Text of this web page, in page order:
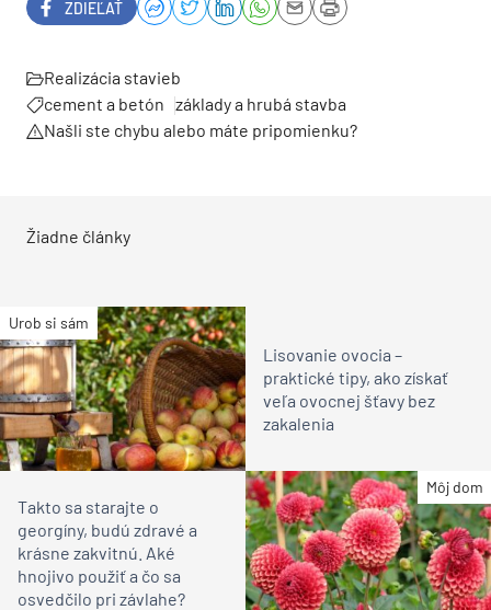
ZDIEĽAŤ
Realizácia stavieb
cement a betón základy a hrubá stavba
Našli ste chybu alebo máte pripomienku?
Žiadne články
Urob si sám
Lisovanie ovocia –
praktické tipy, ako získať
veľa ovocnej šťavy bez
zakalenia
Môj dom
Takto sa starajte o
georgíny, budú zdravé a
krásne zakvitnú. Aké
hnojivo použiť a čo sa
osvedčilo pri závlahe?